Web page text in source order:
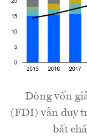
Dòng vốn
(FDI) vẫn duy
bất